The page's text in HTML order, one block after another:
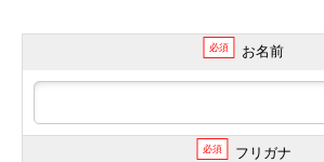
必須 お名前
必須 フリガナ